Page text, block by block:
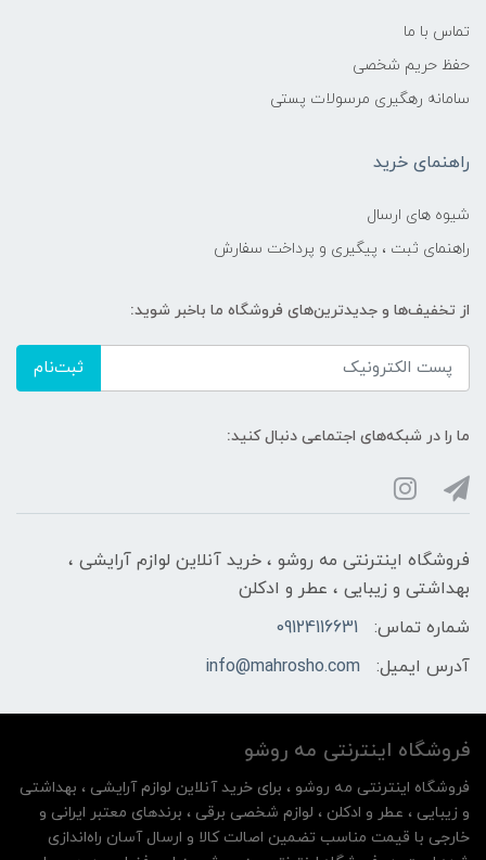
تماس با ما
حفظ حریم شخصی
سامانه رهگیری مرسولات پستی
راهنمای خرید
شیوه های ارسال
راهنمای ثبت ، پیگیری و پرداخت سفارش
از تخفیف‌ها و جدیدترین‌های فروشگاه ما باخبر شوید:
ثبت‌نام
ما را در شبکه‌های اجتماعی دنبال کنید:
فروشگاه اینترنتی مه‌ رو‌شو ، خرید آنلاین لوازم آرایشی ،
بهداشتی و زیبایی ، عطر و ادکلن
شماره تماس:
09124116631
آدرس ایمیل:
info@mahrosho.com
فروشگاه اینترنتی مه‌ رو‌شو
فروشگاه اینترنتی مه‌ رو‌شو ، برای خرید آنلاین لوازم آرایشی ، بهداشتی
و زیبایی ، عطر و ادکلن ، لوازم شخصی برقی ، برندهای معتبر ایرانی و
خارجی با قیمت مناسب تضمین اصالت کالا و ارسال آسان راه‌اندازی